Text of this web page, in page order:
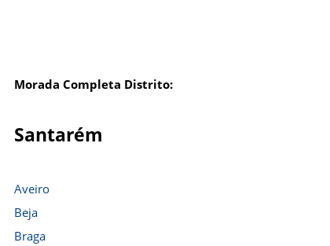
Morada Completa Distrito:
Santarém
Aveiro
Beja
Braga